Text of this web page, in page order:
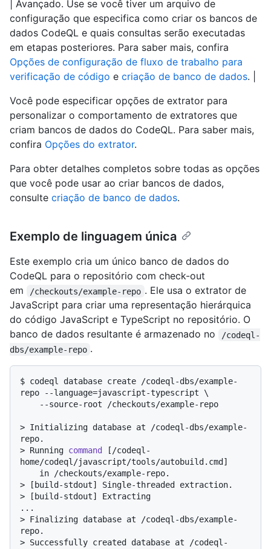
| Avançado. Use se você tiver um arquivo de
configuração que especifica como criar os bancos de
dados CodeQL e quais consultas serão executadas
em etapas posteriores. Para saber mais, confira
Opções de configuração de fluxo de trabalho para
verificação de código e criação de banco de dados. |
Você pode especificar opções de extrator para
personalizar o comportamento de extratores que
criam bancos de dados do CodeQL. Para saber mais,
confira Opções do extrator.
Para obter detalhes completos sobre todas as opções
que você pode usar ao criar bancos de dados,
consulte criação de banco de dados.
Exemplo de linguagem única
Este exemplo cria um único banco de dados do
CodeQL para o repositório com check-out
em
/checkouts/example-repo . Ele usa o extrator de
JavaScript para criar uma representação hierárquica
do código JavaScript e TypeScript no repositório. O
banco de dados resultante é armazenado no
/codeql-
dbs/example-repo .
$ codeql database create /codeql-dbs/example-
repo --language=javascript-typescript \
    --source-root /checkouts/example-repo
> Initializing database at /codeql-dbs/example-
repo.
> Running command
[/codeql-
home/codeql/javascript/tools/autobuild.cmd]
>
[build-stdout] Single-threaded extraction.
>
[build-stdout] Extracting
> Finalizing database at /codeql-dbs/example-
repo.
> Successfully created database at /codeql-